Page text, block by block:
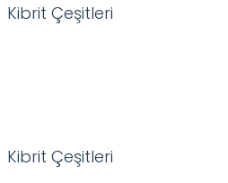
Kibrit Çeşitleri
Kibrit Çeşitleri